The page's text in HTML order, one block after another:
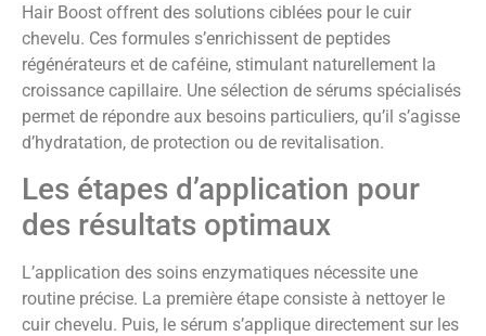
Hair Boost offrent des solutions ciblées pour le cuir
chevelu. Ces formules s’enrichissent de peptides
régénérateurs et de caféine, stimulant naturellement la
croissance capillaire. Une sélection de sérums spécialisés
permet de répondre aux besoins particuliers, qu’il s’agisse
d’hydratation, de protection ou de revitalisation.
Les étapes d’application pour
des résultats optimaux
L’application des soins enzymatiques nécessite une
routine précise. La première étape consiste à nettoyer le
cuir chevelu. Puis, le sérum s’applique directement sur les